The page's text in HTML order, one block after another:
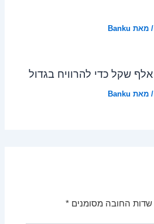
/ מאת Banku
/ מאת Banku
שדות החובה מסומנים*